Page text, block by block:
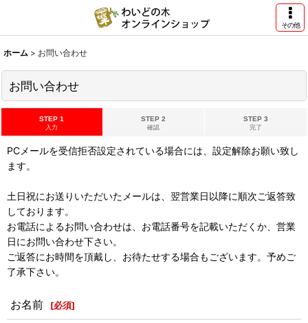
その他
ホーム > お問い合わせ
お問い合わせ
STEP 1
入力
STEP 2
確認
STEP 3
完了
PCメールを受信拒否設定されている場合には、設定解除お願い致し
ます。
土日祝にお送りいただいたメールは、翌営業日以降に順次ご返答致
しております。
お電話によるお問い合わせは、お電話番号を記載いただくか、営業
日にお問い合わせ下さい。
ご返答にお時間を頂戴し、お待たせする場合もございます。予めご
了承下さい。
お名前 [必須]